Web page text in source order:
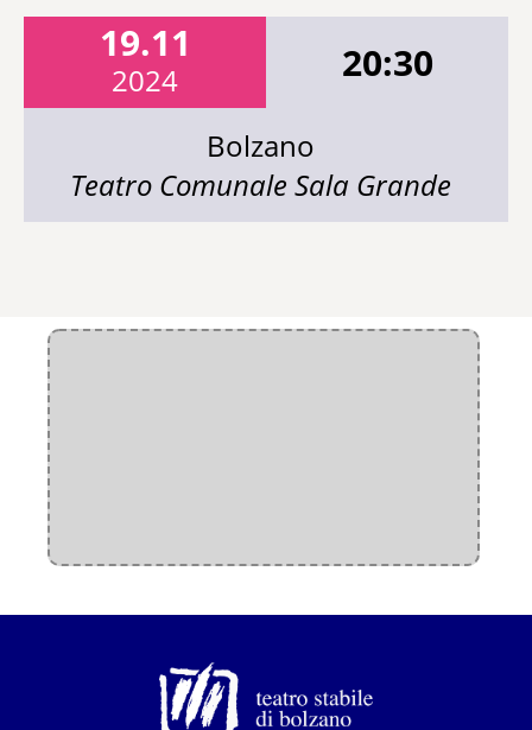
19.11
2024 20:30
Bolzano
Teatro Comunale Sala Grande